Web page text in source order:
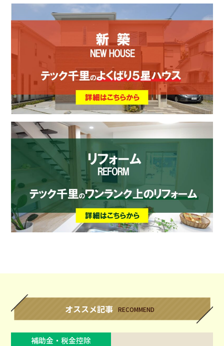
オススメ記事 RECOMMEND
補助金・税金控除